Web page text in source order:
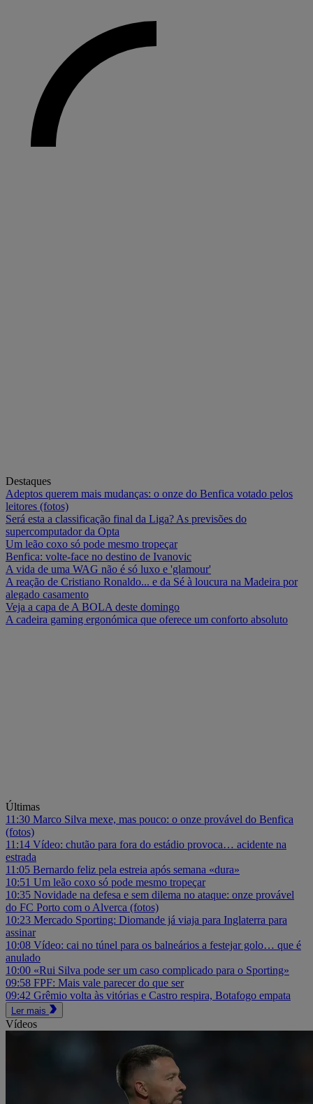
Destaques
Adeptos querem mais mudanças: o onze do Benfica votado pelos
leitores (fotos)
Será esta a classificação final da Liga? As previsões do
supercomputador da Opta
Um leão coxo só pode mesmo tropeçar
Benfica: volte-face no destino de Ivanovic
A vida de uma WAG não é só luxo e 'glamour'
A reação de Cristiano Ronaldo... e da Sé à loucura na Madeira por
alegado casamento
Veja a capa de A BOLA deste domingo
A cadeira gaming ergonómica que oferece um conforto absoluto
Últimas
11:30 Marco Silva mexe, mas pouco: o onze provável do Benfica
(fotos)
11:14 Vídeo: chutão para fora do estádio provoca… acidente na
estrada
11:05 Bernardo feliz pela estreia após semana «dura»
10:51 Um leão coxo só pode mesmo tropeçar
10:35 Novidade na defesa e sem dilema no ataque: onze provável
do FC Porto com o Alverca (fotos)
10:23 Mercado Sporting: Diomande já viaja para Inglaterra para
assinar
10:08 Vídeo: cai no túnel para os balneários a festejar golo… que é
anulado
10:00 «Rui Silva pode ser um caso complicado para o Sporting»
09:58 FPF: Mais vale parecer do que ser
09:42 Grêmio volta às vitórias e Castro respira, Botafogo empata
Ler mais
Vídeos